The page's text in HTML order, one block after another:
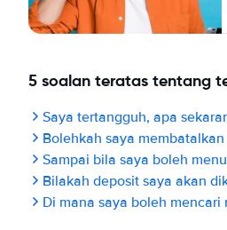
5 soalan teratas tentang
Saya tertangguh, apa
Bolehkah saya
Sampai bila saya boleh
Bilakah deposit saya akan
Di mana saya boleh mencari